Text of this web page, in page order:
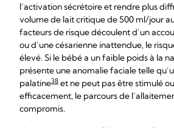
l’activation sécrétoire et rendre plus
volume de lait critique de 500 ml/jour
facteurs de risque découlent d’un
ou d’une césarienne inattendue, le
élevé. Si le bébé a un faible poids à la
présente une anomalie faciale telle
palatine38 et ne peut pas être stimulé
efficacement, le parcours de
compromis.